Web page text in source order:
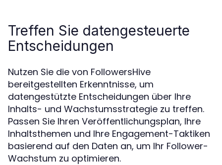
Treffen Sie datengesteuerte
Entscheidungen
Nutzen Sie die von FollowersHive
bereitgestellten Erkenntnisse, um
datengestützte Entscheidungen über Ihre
Inhalts- und Wachstumsstrategie zu treffen.
Passen Sie Ihren Veröffentlichungsplan, Ihre
Inhaltsthemen und Ihre Engagement-Taktiken
basierend auf den Daten an, um Ihr Follower-
Wachstum zu optimieren.